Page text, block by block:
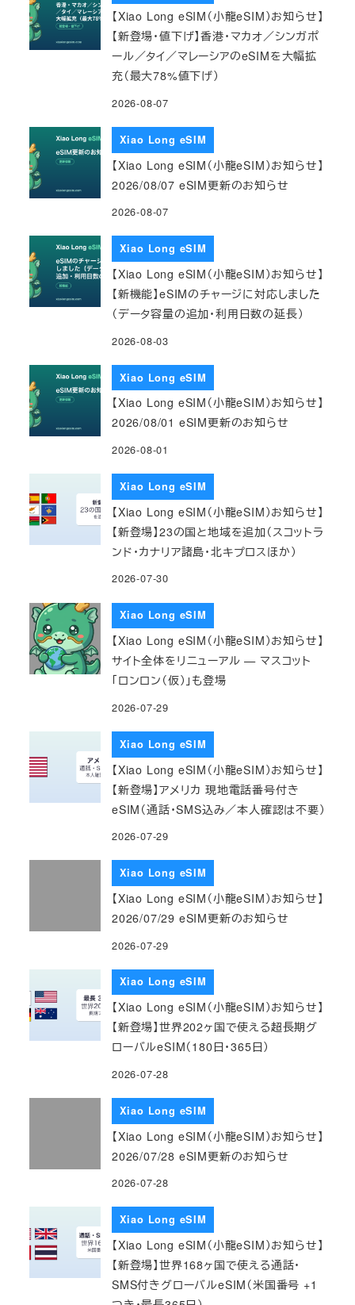
【Xiao Long eSIM（小龍eSIM）お知らせ】
【新登場・値下げ】香港・マカオ／シンガポ
ール／タイ／マレーシアのeSIMを大幅拡
充（最大78%値下げ）
2026-08-07
Xiao Long eSIM
【Xiao Long eSIM（小龍eSIM）お知らせ】
2026/08/07 eSIM更新のお知らせ
2026-08-07
Xiao Long eSIM
【Xiao Long eSIM（小龍eSIM）お知らせ】
【新機能】eSIMのチャージに対応しました
（データ容量の追加・利用日数の延長）
2026-08-03
Xiao Long eSIM
【Xiao Long eSIM（小龍eSIM）お知らせ】
2026/08/01 eSIM更新のお知らせ
2026-08-01
Xiao Long eSIM
【Xiao Long eSIM（小龍eSIM）お知らせ】
【新登場】23の国と地域を追加（スコットラ
ンド・カナリア諸島・北キプロスほか）
2026-07-30
Xiao Long eSIM
【Xiao Long eSIM（小龍eSIM）お知らせ】
サイト全体をリニューアル — マスコット
「ロンロン（仮）」も登場
2026-07-29
Xiao Long eSIM
【Xiao Long eSIM（小龍eSIM）お知らせ】
【新登場】アメリカ 現地電話番号付き
eSIM（通話・SMS込み／本人確認は不要）
2026-07-29
Xiao Long eSIM
【Xiao Long eSIM（小龍eSIM）お知らせ】
2026/07/29 eSIM更新のお知らせ
2026-07-29
Xiao Long eSIM
【Xiao Long eSIM（小龍eSIM）お知らせ】
【新登場】世界202ヶ国で使える超長期グ
ローバルeSIM（180日・365日）
2026-07-28
Xiao Long eSIM
【Xiao Long eSIM（小龍eSIM）お知らせ】
2026/07/28 eSIM更新のお知らせ
2026-07-28
Xiao Long eSIM
【Xiao Long eSIM（小龍eSIM）お知らせ】
【新登場】世界168ヶ国で使える通話・
SMS付きグローバルeSIM（米国番号 +1